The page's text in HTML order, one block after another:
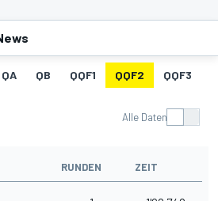
QA QB QQF1 QQF2 QQF3
Alle Daten
RUNDEN ZEIT